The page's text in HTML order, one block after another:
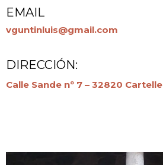
EMAIL
vguntinluis@gmail.com
DIRECCIÓN:
Calle Sande nº 7 – 32820 Cartelle